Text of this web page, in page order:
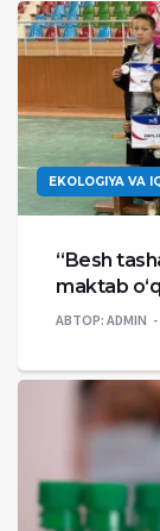
EKOLOGIYA VA
“Besh
maktab
АВТОР: ADMIN